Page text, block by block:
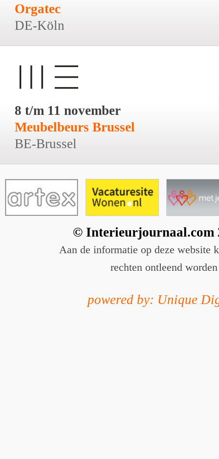
Orgatec
DE-Köln
8 t/m 11 november
Meubelbeurs Brussel
BE-Brussel
© Interieurjournaal.com
Aan de informatie op deze website
rechten ontleend worden
powered by: Unique